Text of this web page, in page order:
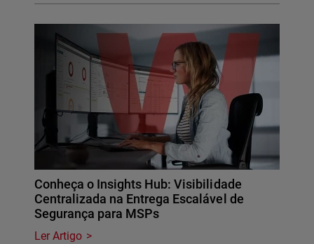
Conheça o Insights Hub: Visibilidade
Centralizada na Entrega Escalável de
Segurança para MSPs
Ler Artigo